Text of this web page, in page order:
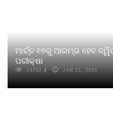
ମାର୍ଚ୍ଚ ୧୭ରୁ ଆରମ୍ଭ ହେବ
ପରୀକ୍ଷା
14792 JAN 21, 2025